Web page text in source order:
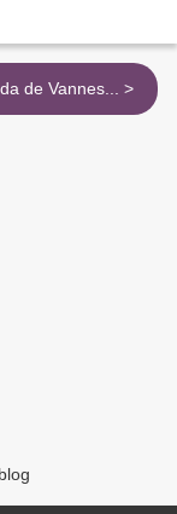
La Corrida de Vannes... >